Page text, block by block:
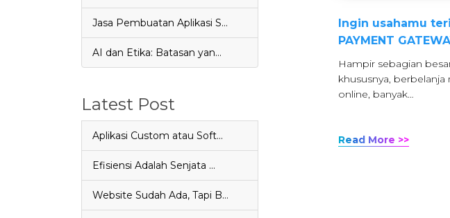
Jasa Pembuatan Aplikasi S…
AI dan Etika: Batasan yan…
Latest Post
Aplikasi Custom atau Soft…
Efisiensi Adalah Senjata …
Website Sudah Ada, Tapi B…
Ingin usahamu
PAYMENT
Hampir sebagian
khususnya,
online, banyak…
Read More >>